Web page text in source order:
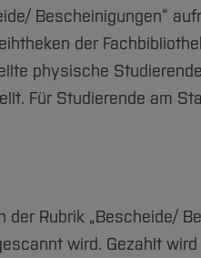
Bescheinigungen“
der
physische
Für Studierende am
Rubrik „Bescheide/
wird. Gezahlt